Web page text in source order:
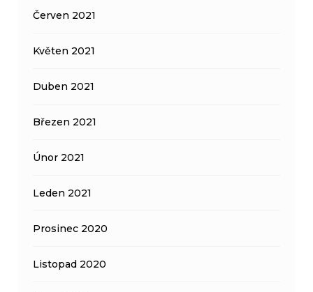
Červen 2021
Květen 2021
Duben 2021
Březen 2021
Únor 2021
Leden 2021
Prosinec 2020
Listopad 2020